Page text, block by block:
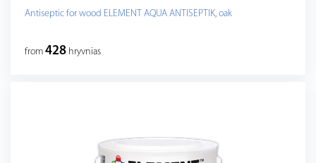
Antiseptic for wood ELEMENT AQUA ANTISEPTIK, oak
from 428 hryvnias